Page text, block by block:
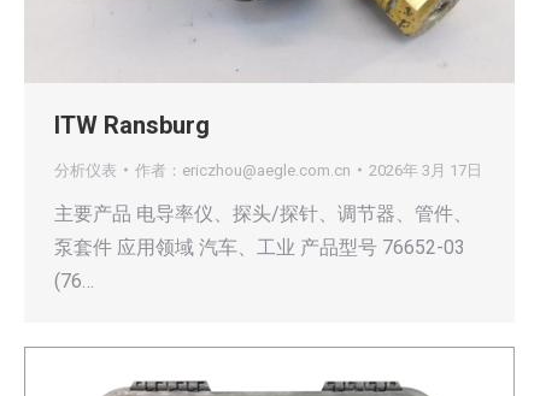
ITW Ransburg
分析仪表 作者： ericzhou@aegle.com.cn 2026年 3月 17日
主要产品 电导率仪、探头/探针、调节器、管件、
泵套件 应用领域 汽车、工业 产品型号 76652-03
(76…